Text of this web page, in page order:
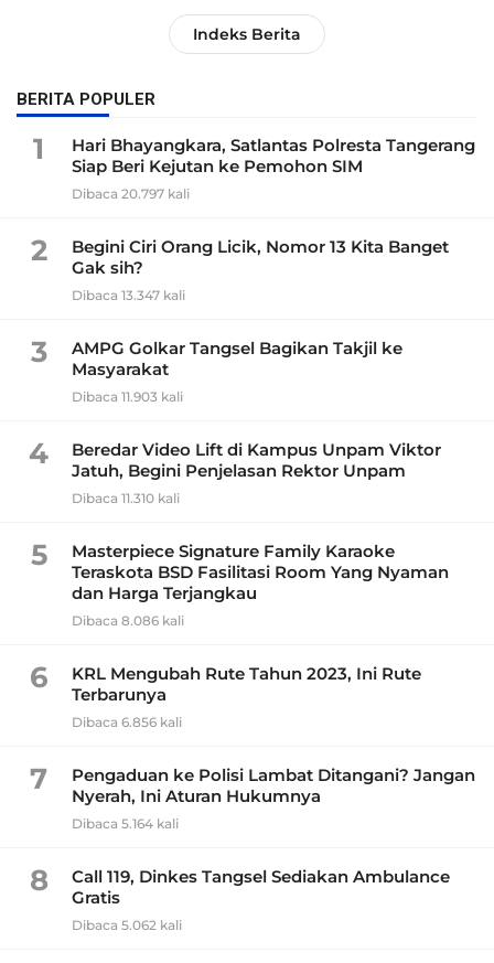
Indeks Berita
BERITA POPULER
1
Hari Bhayangkara, Satlantas Polresta Tangerang
Siap Beri Kejutan ke Pemohon SIM
Dibaca 20.797 kali
2
Begini Ciri Orang Licik, Nomor 13 Kita Banget
Gak sih?
Dibaca 13.347 kali
3
AMPG Golkar Tangsel Bagikan Takjil ke
Masyarakat
Dibaca 11.903 kali
4
Beredar Video Lift di Kampus Unpam Viktor
Jatuh, Begini Penjelasan Rektor Unpam
Dibaca 11.310 kali
5
Masterpiece Signature Family Karaoke
Teraskota BSD Fasilitasi Room Yang Nyaman
dan Harga Terjangkau
Dibaca 8.086 kali
6
KRL Mengubah Rute Tahun 2023, Ini Rute
Terbarunya
Dibaca 6.856 kali
7
Pengaduan ke Polisi Lambat Ditangani? Jangan
Nyerah, Ini Aturan Hukumnya
Dibaca 5.164 kali
8
Call 119, Dinkes Tangsel Sediakan Ambulance
Gratis
Dibaca 5.062 kali